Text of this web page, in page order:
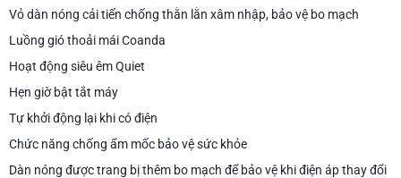
Vỏ dàn nóng cải tiến chống thằn lằn xâm nhập, bảo vệ bo mạch
Luồng gió thoải mái Coanda
Hoạt động siêu êm Quiet
Hẹn giờ bật tắt máy
Tự khởi động lại khi có điện
Chức năng chống ẩm mốc bảo vệ sức khỏe
Dàn nóng được trang bị thêm bo mạch để bảo vệ khi điện áp thay đổi